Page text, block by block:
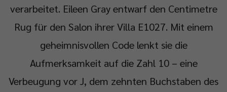
verarbeitet. Eileen Gray entwarf den Centimetre
Rug für den Salon ihrer Villa E1027. Mit einem
geheimnisvollen Code lenkt sie die
Aufmerksamkeit auf die Zahl 10 – eine
Verbeugung vor J, dem zehnten Buchstaben des